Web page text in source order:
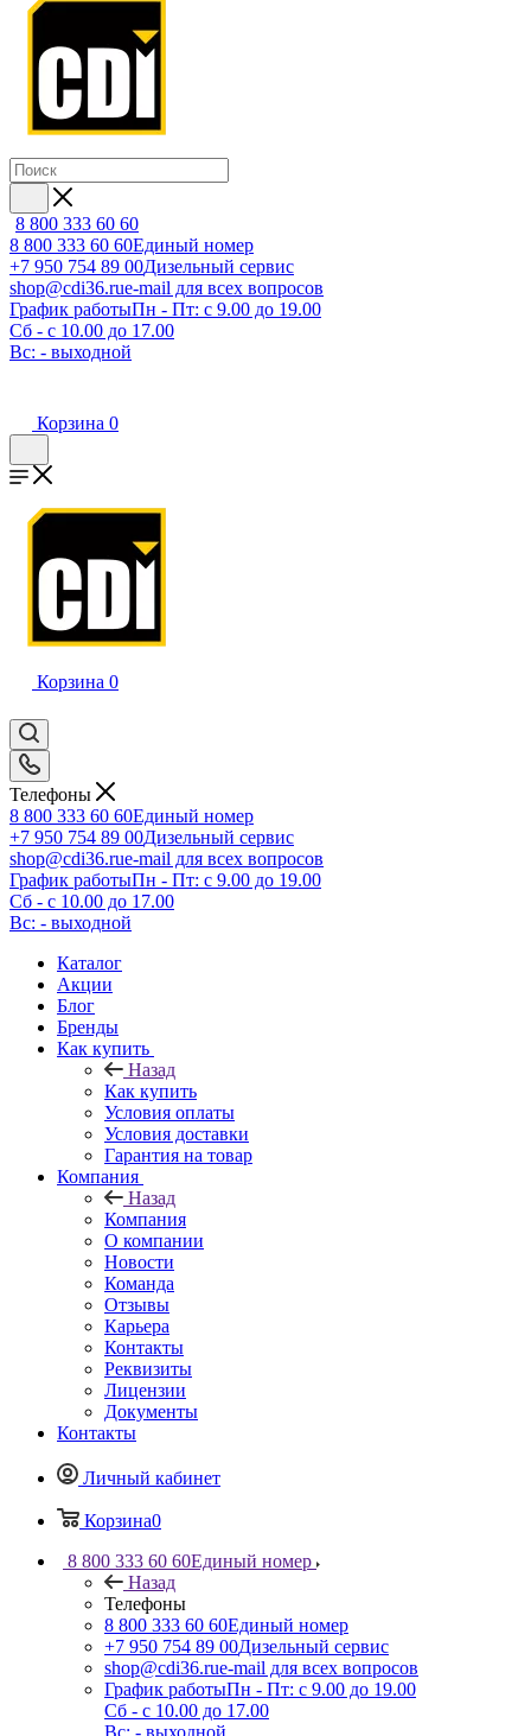
8 800 333 60 60
8 800 333 60 60Единый номер
+7 950 754 89 00Дизельный сервис
shop@cdi36.rue-mail для всех вопросов
График работыПн - Пт: с 9.00 до 19.00
Сб - с 10.00 до 17.00
Вс: - выходной
Корзина 0
Корзина 0
Телефоны
8 800 333 60 60Единый номер
+7 950 754 89 00Дизельный сервис
shop@cdi36.rue-mail для всех вопросов
График работыПн - Пт: с 9.00 до 19.00
Сб - с 10.00 до 17.00
Вс: - выходной
Каталог
Акции
Блог
Бренды
Как купить
Назад
Как купить
Условия оплаты
Условия доставки
Гарантия на товар
Компания
Назад
Компания
О компании
Новости
Команда
Отзывы
Карьера
Контакты
Реквизиты
Лицензии
Документы
Контакты
Личный кабинет
Корзина0
8 800 333 60 60Единый номер
Назад
Телефоны
8 800 333 60 60Единый номер
+7 950 754 89 00Дизельный сервис
shop@cdi36.rue-mail для всех вопросов
График работыПн - Пт: с 9.00 до 19.00
Сб - с 10.00 до 17.00
Вс: - выходной